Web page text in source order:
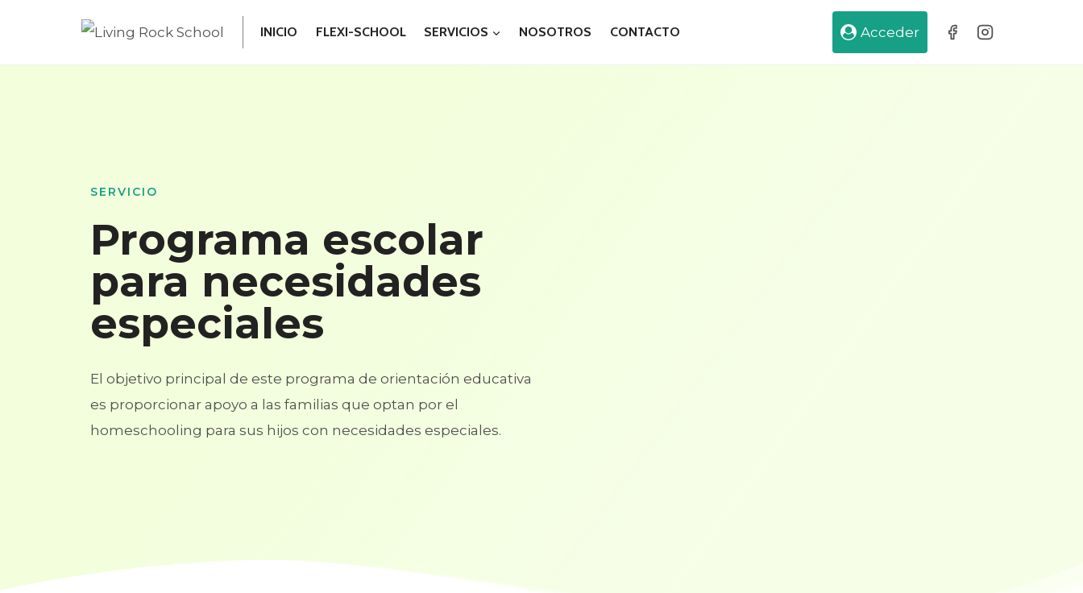
contenido
INICIO FLEXI-SCHOOL SERVICIOS NOSOTROS CONTACTO Acceder
SERVICIO
Programa escolar
para necesidades
especiales
El objetivo principal de este programa de orientación educativa
es proporcionar apoyo a las familias que optan por el
homeschooling para sus hijos con necesidades especiales.